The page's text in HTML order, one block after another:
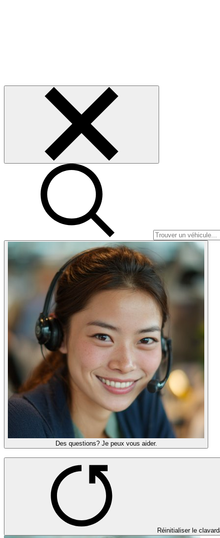
Des questions? Je peux vous aider.
Réinitialiser le